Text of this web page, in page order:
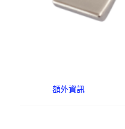
額外資訊